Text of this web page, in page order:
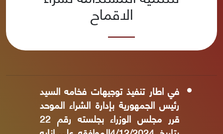
الاقماح
في اطار تنفيذ توجيهات فخامه السيد
رئيس الجمهورية بإدارة الشراء الموحد
قرر مجلس الوزراء بجلسته رقم 22